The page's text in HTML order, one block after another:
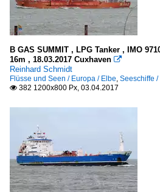
B GAS SUMMIT , LPG Tanker , IMO
16m , 18.03.2017 Cuxhaven 
Reinhard Schmidt
Flüsse und Seen / Europa / Elbe, Seeschiffe /
 382 1200x800 Px, 03.04.2017